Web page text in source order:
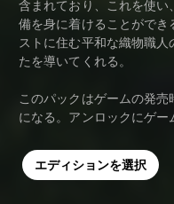
含まれており、これを使
備を身に着けることができ
ストに住む平和な織物職
たを導いてくれる。
このパックはゲームの発
になる。アンロックにゲー
エディションを選択